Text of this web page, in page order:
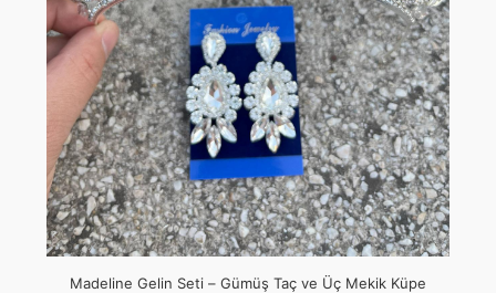
Madeline Gelin Seti – Gümüş Taç ve Üç Mekik Küpe